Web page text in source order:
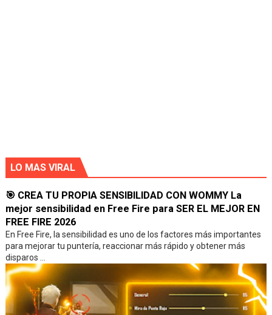
LO MAS VIRAL
🎯 CREA TU PROPIA SENSIBILIDAD CON WOMMY La
mejor sensibilidad en Free Fire para SER EL MEJOR EN
FREE FIRE 2026
En Free Fire, la sensibilidad es uno de los factores más importantes
para mejorar tu puntería, reaccionar más rápido y obtener más
disparos ...